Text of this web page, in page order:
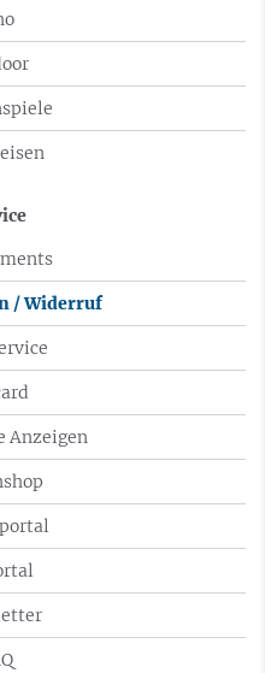
/ Widerruf
Anzeigen